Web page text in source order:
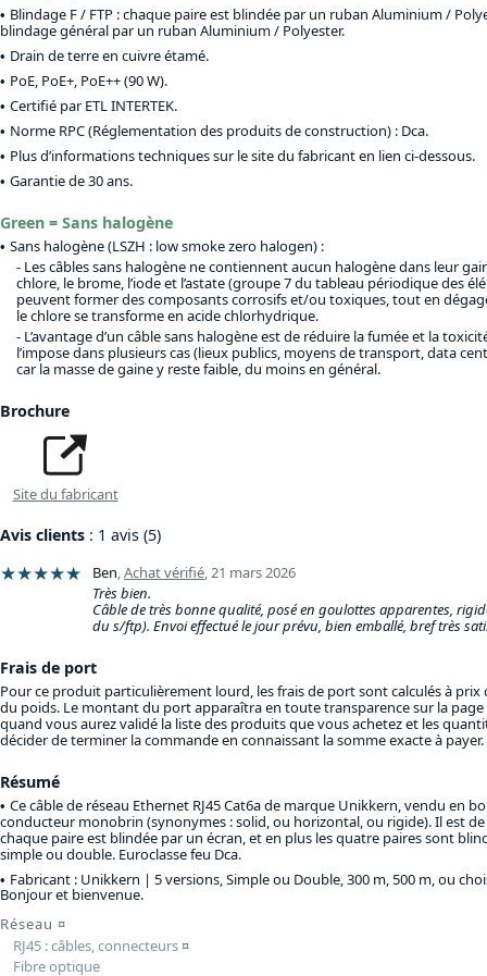
Blindage F / FTP : chaque paire est blindée par un ruban Aluminium /
blindage général par un ruban Aluminium / Polyester.
Drain de terre en cuivre étamé.
PoE, PoE+, PoE++ (90 W).
Certifié par ETL INTERTEK.
Norme RPC (Réglementation des produits de construction) : Dca.
Plus d’informations techniques sur le site du fabricant en lien ci-dessous.
Garantie de 30 ans.
Green = Sans halogène
Sans halogène (LSZH : low smoke zero halogen) :
Les câbles sans halogène ne contiennent aucun halogène dans leur
chlore, le brome, l’iode et l’astate (groupe 7 du tableau périodique des
peuvent former des composants corrosifs et/ou toxiques, tout en
le chlore se transforme en acide chlorhydrique.
L’avantage d’un câble sans halogène est de réduire la fumée et la
l’impose dans plusieurs cas (lieux publics, moyens de transport, data
car la masse de gaine y reste faible, du moins en général.
Brochure
Site du fabricant
Avis clients : 1 avis (5)
★★★★★ Ben,Achat vérifié,21 mars 2026
Très bien.
Câble de très bonne qualité, posé en goulottes apparentes,
du s/ftp). Envoi effectué le jour prévu, bien emballé, bref très
Frais de port
Pour ce produit particulièrement lourd, les frais de port sont calculés à
du poids. Le montant du port apparaîtra en toute transparence sur la
quand vous aurez validé la liste des produits que vous achetez et les
décider de terminer la commande en connaissant la somme exacte à payer.
Résumé
Ce câble de réseau Ethernet RJ45 Cat6a de marque Unikkern, vendu en
conducteur monobrin (synonymes : solid, ou horizontal, ou rigide). Il est de
chaque paire est blindée par un écran, et en plus les quatre paires sont
simple ou double. Euroclasse feu Dca.
Fabricant : Unikkern | 5 versions, Simple ou Double, 300 m, 500 m, ou
Bonjour et bienvenue.
Réseau ¤
RJ45 : câbles, connecteurs¤
Fibre optique